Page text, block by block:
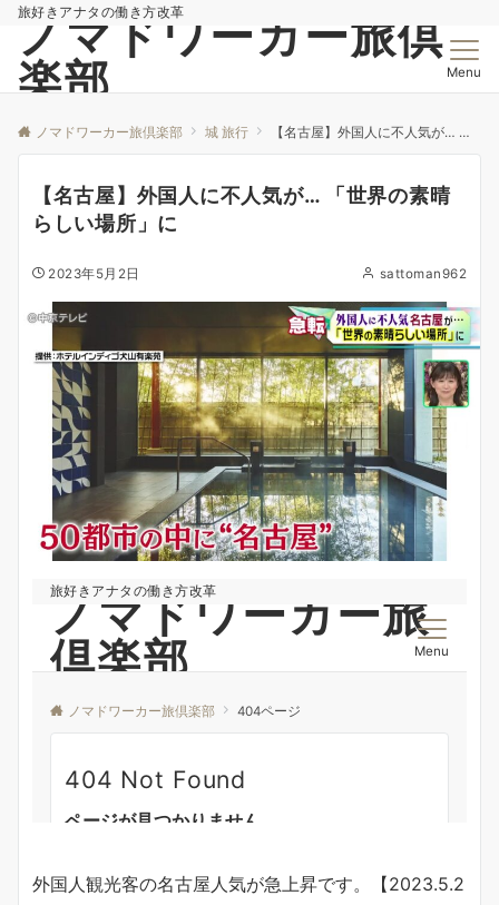
旅好きアナタの働き方改革
ノマドワーカー旅倶
楽部
Menu
ノマドワーカー旅倶楽部 城 旅行 【名古屋】外国人に不人気が… 「世界の素晴らしい場所」に
【名古屋】外国人に不人気が… 「世界の素晴
らしい場所」に
2023年5月2日 sattoman962
外国人観光客の名古屋人気が急上昇です。【2023.5.2